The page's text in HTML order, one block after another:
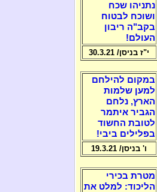
נתניהו שכח
ושוכח לבטוח
בקב"ה ריבון
העולם!
י"ז בניסן/ 30.3.21
במקום להילחם
למען שלמות
הארץ, נלחם
הגביר איתמר
לטובת החשוד
בפלילים ביבי!
ו' בניסן/ 19.3.21
מטרת בכירי
הליכוד: למלט את